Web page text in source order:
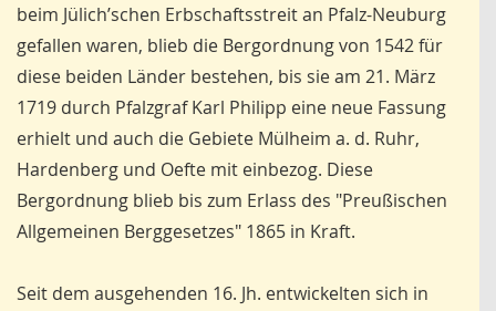
beim Jülich’schen Erbschaftsstreit an Pfalz-Neuburg
gefallen waren, blieb die Bergordnung von 1542 für
diese beiden Länder bestehen, bis sie am 21. März
1719 durch Pfalzgraf Karl Philipp eine neue Fassung
erhielt und auch die Gebiete Mülheim a. d. Ruhr,
Hardenberg und Oefte mit einbezog. Diese
Bergordnung blieb bis zum Erlass des "Preußischen
Allgemeinen Berggesetzes" 1865 in Kraft.
Seit dem ausgehenden 16. Jh. entwickelten sich in